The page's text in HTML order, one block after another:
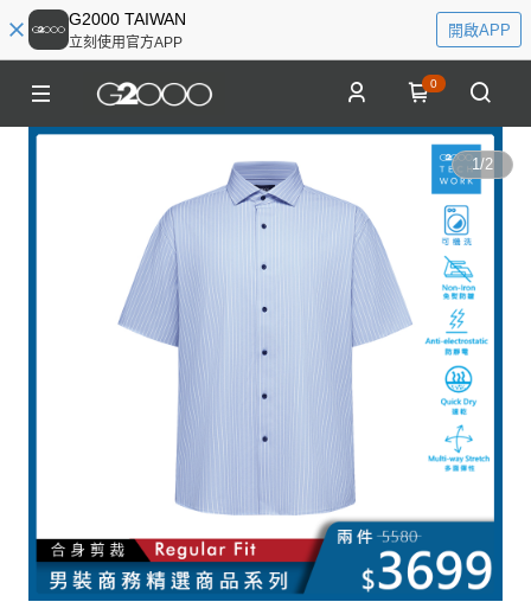
G2000 TAIWAN
立刻使用官方APP
開啟APP
0
1/2